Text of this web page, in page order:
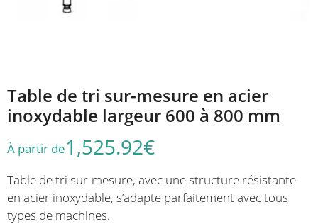
Table de tri sur-mesure en acier
inoxydable largeur 600 à 800 mm
À partir de1,525.92€
Table de tri sur-mesure, avec une structure résistante
en acier inoxydable, s’adapte parfaitement avec tous
types de machines.